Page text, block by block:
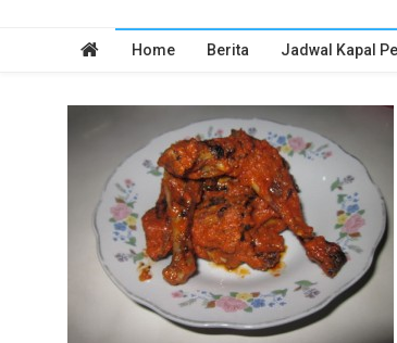
Home Berita Jadwal Kapal